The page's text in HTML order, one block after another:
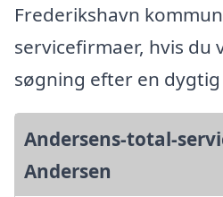
Frederikshavn
servicefirmaer, hvis du
søgning efter en
Andersens-total-
Andersen